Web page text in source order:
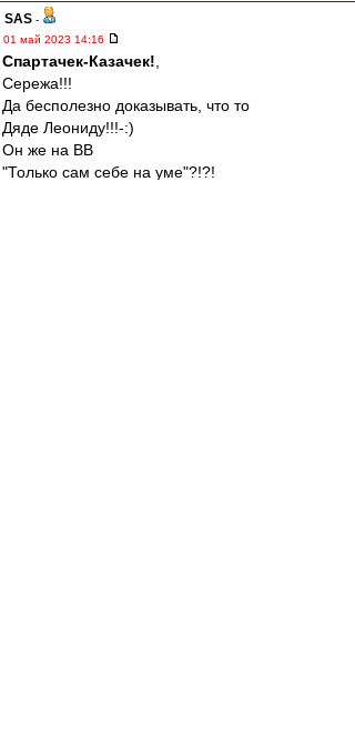
SAS -
01 май 2023 14:16
Спартачек-Казачек!
Сережа!!!
Да бесполезно доказывать, что то
Дяде Леониду!!!-:)
Он же на ВВ
"Только сам себе на уме"?!?!